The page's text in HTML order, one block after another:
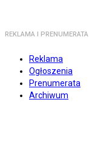
REKLAMA I PRENUMERATA
Reklama
Ogłoszenia
Prenumerata
Archiwum